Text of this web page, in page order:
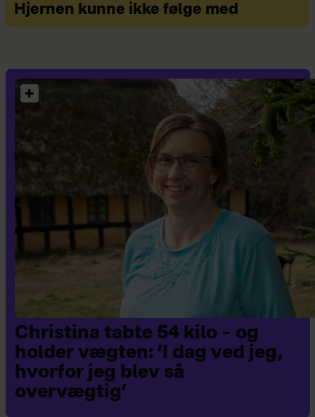
Hjernen kunne ikke følge med
Christina tabte 54 kilo – og
holder vægten: ’I dag ved jeg,
hvorfor jeg blev så
overvægtig’